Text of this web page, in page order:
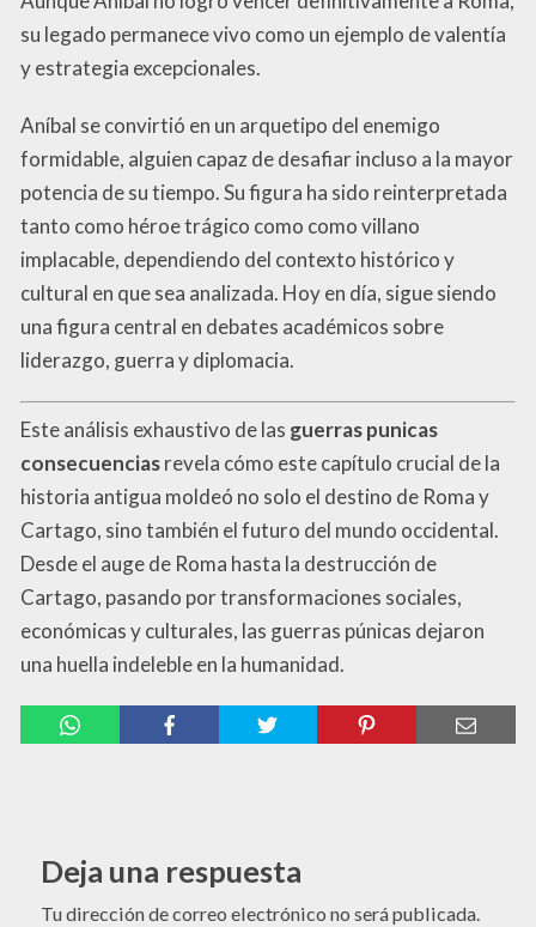
su legado permanece vivo como un ejemplo de valentía
y estrategia excepcionales.
Aníbal se convirtió en un arquetipo del enemigo
formidable, alguien capaz de desafiar incluso a la mayor
potencia de su tiempo. Su figura ha sido reinterpretada
tanto como héroe trágico como como villano
implacable, dependiendo del contexto histórico y
cultural en que sea analizada. Hoy en día, sigue siendo
una figura central en debates académicos sobre
liderazgo, guerra y diplomacia.
Este análisis exhaustivo de las guerras punicas
consecuenciasrevela cómo este capítulo crucial de la
historia antigua moldeó no solo el destino de Roma y
Cartago, sino también el futuro del mundo occidental.
Desde el auge de Roma hasta la destrucción de
Cartago, pasando por transformaciones sociales,
económicas y culturales, las guerras púnicas dejaron
una huella indeleble en la humanidad.
Deja una respuesta
Tu dirección de correo electrónico no será publicada.